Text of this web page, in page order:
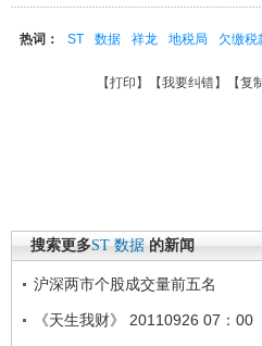
热词： ST 数据 祥龙 地税局 欠缴税
【打印 】【我要纠错】【复
搜索更多ST 数据 的新闻
沪深两市个股成交量前五名
《天生我财》 20110926 07：00